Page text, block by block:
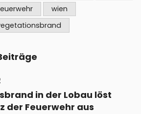
wien
in der Lobau löst
der Feuerwehr aus